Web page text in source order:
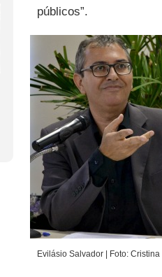
públicos”.
Evilásio Salvador | Foto: